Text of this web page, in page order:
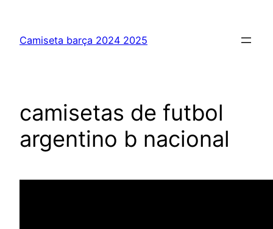
contenido
Camiseta barça 2024 2025
camisetas de futbol
argentino b nacional